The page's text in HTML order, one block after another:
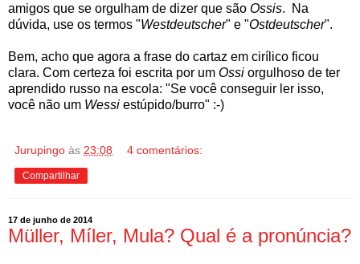
amigos que se orgulham de dizer que são Ossis. Na
dúvida, use os termos "Westdeutscher" e "Ostdeutscher".
Bem, acho que agora a frase do cartaz em cirílico ficou
clara. Com certeza foi escrita por um Ossi orgulhoso de ter
aprendido russo na escola: "Se você conseguir ler isso,
você não um Wessi estúpido/burro" :-)
Jurupingo às 23:08 4 comentários:
Compartilhar
17 de junho de 2014
Müller, Míler, Mula? Qual é a pronúncia?